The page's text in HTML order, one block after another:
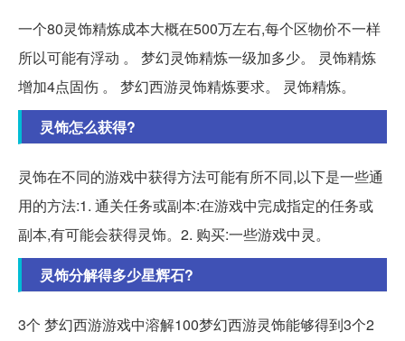
一个80灵饰精炼成本大概在500万左右,每个区物价不一样
所以可能有浮动 。 梦幻灵饰精炼一级加多少。 灵饰精炼
增加4点固伤 。 梦幻西游灵饰精炼要求。 灵饰精炼。
灵饰怎么获得?
灵饰在不同的游戏中获得方法可能有所不同,以下是一些通
用的方法:1. 通关任务或副本:在游戏中完成指定的任务或
副本,有可能会获得灵饰。2. 购买:一些游戏中灵。
灵饰分解得多少星辉石?
3个 梦幻西游游戏中溶解100梦幻西游灵饰能够得到3个2